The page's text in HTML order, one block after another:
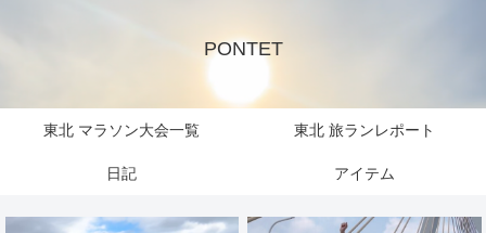
PONTET
東北 マラソン大会一覧 東北 旅ランレポート
日記 アイテム